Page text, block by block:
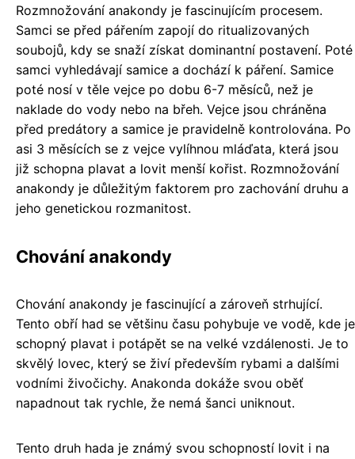
Rozmnožování anakondy je fascinujícím procesem.
Samci se před pářením zapojí do ritualizovaných
soubojů, kdy se snaží získat dominantní postavení. Poté
samci vyhledávají samice a dochází k páření. Samice
poté nosí v těle vejce po dobu 6-7 měsíců, než je
naklade do vody nebo na břeh. Vejce jsou chráněna
před predátory a samice je pravidelně kontrolována. Po
asi 3 měsících se z vejce vylíhnou mláďata, která jsou
již schopna plavat a lovit menší kořist. Rozmnožování
anakondy je důležitým faktorem pro zachování druhu a
jeho genetickou rozmanitost.
Chování anakondy
Chování anakondy je fascinující a zároveň strhující.
Tento obří had se většinu času pohybuje ve vodě, kde je
schopný plavat i potápět se na velké vzdálenosti. Je to
skvělý lovec, který se živí především rybami a dalšími
vodními živočichy. Anakonda dokáže svou oběť
napadnout tak rychle, že nemá šanci uniknout.
Tento druh hada je známý svou schopností lovit i na